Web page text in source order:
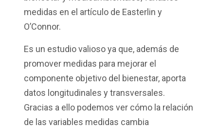
medidas en el artículo de Easterlin y
O’Connor.
Es un estudio valioso ya que, además de
promover medidas para mejorar el
componente objetivo del bienestar, aporta
datos longitudinales y transversales.
Gracias a ello podemos ver cómo la relación
de las variables medidas cambia